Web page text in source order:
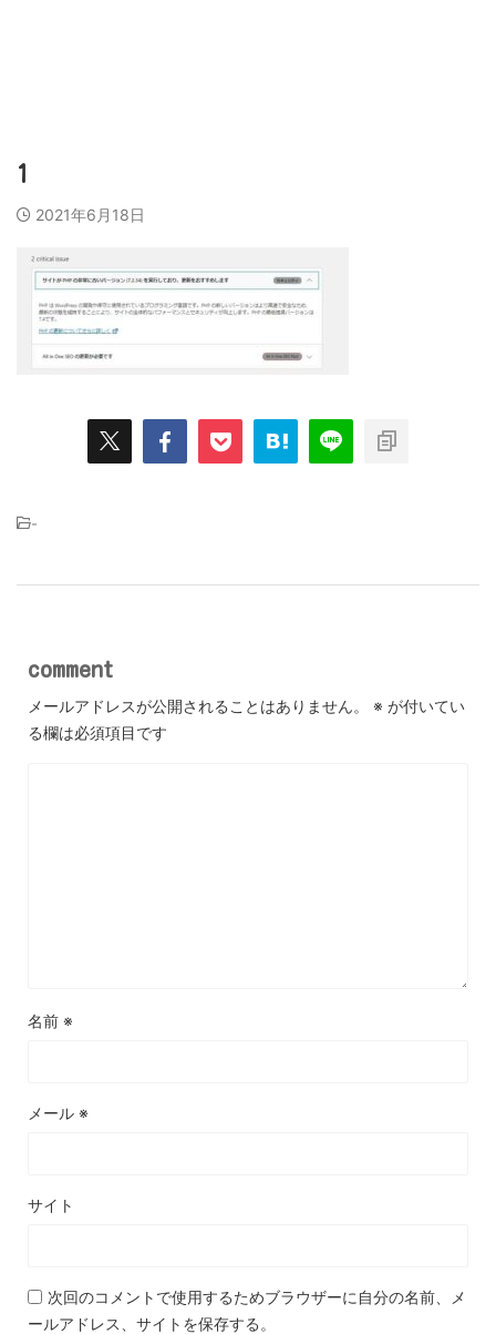
1
2021年6月18日
-
comment
メールアドレスが公開されることはありません。 ※ が付いてい
る欄は必須項目です
名前 ※
メール ※
サイト
次回のコメントで使用するためブラウザーに自分の名前、メ
ールアドレス、サイトを保存する。